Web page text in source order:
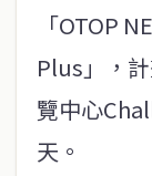
「OTOP
Plus」，
覽中心
天。